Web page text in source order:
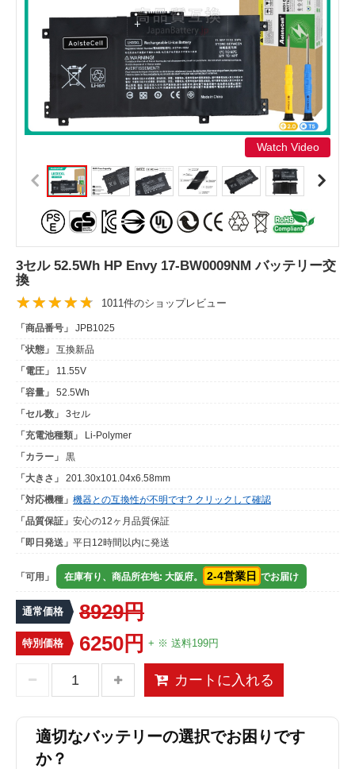
Watch Video
3セル 52.5Wh HP Envy 17-BW0009NM バッテリー交
換
1011件のショップレビュー
「商品番号」
JPB1025
「状態」
互換新品
「電圧」
11.55V
「容量」
52.5Wh
「セル数」
3セル
「充電池種類」
Li-Polymer
「カラー」
黒
「大きさ」
201.30x101.04x6.58mm
「対応機種」 機器との互換性が不明です? クリックして確認
「品質保証」 安心の12ヶ月品質保証
「即日発送」 平日12時間以内に発送
「可用」 在庫有り、商品所在地: 大阪府。 2-4営業日 でお届け
通常価格 8929円
特別価格 6250円 + ※ 送料199円
カートに入れる
適切なバッテリーの選択でお困りです
か？